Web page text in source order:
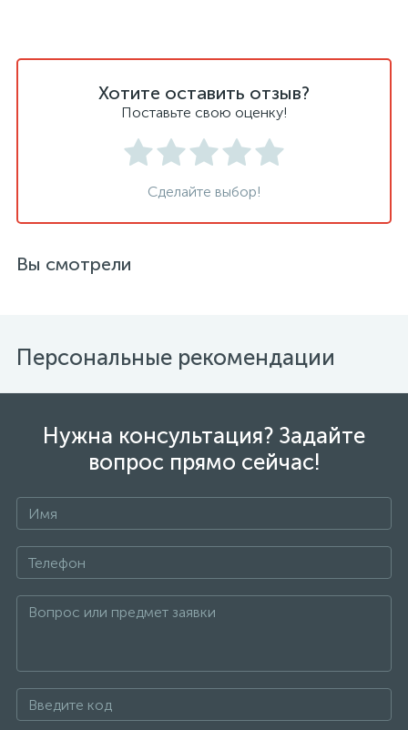
Хотите оставить отзыв?
Поставьте свою оценку!
Сделайте выбор!
Вы смотрели
Персональные рекомендации
Нужна консультация? Задайте
вопрос прямо сейчас!